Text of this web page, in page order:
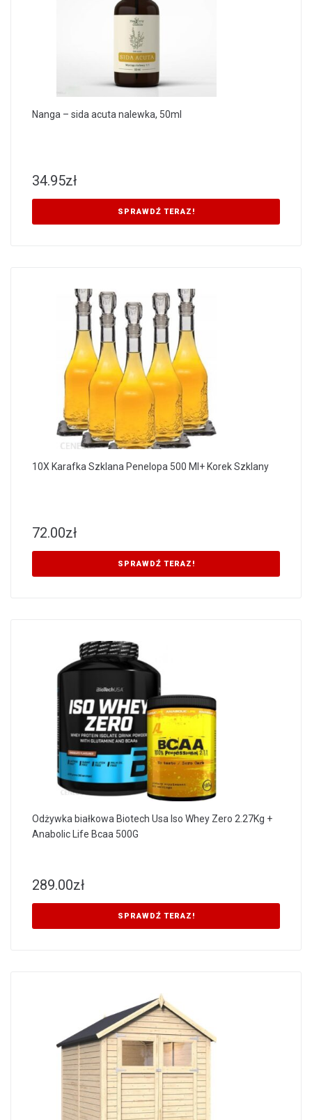
Nanga – sida acuta nalewka, 50ml
34.95zł
SPRAWDŹ TERAZ!
10X Karafka Szklana Penelopa 500 Ml+ Korek Szklany
72.00zł
SPRAWDŹ TERAZ!
Odżywka białkowa Biotech Usa Iso Whey Zero 2.27Kg +
Anabolic Life Bcaa 500G
289.00zł
SPRAWDŹ TERAZ!